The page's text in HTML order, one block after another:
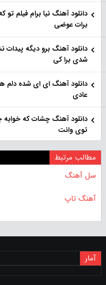
دانلود آهنگ نیا برام فیلم
برات عوضی
دانلود آهنگ برو دیگه
شدی برا کی
دانلود آهنگ ای ای شده
عادی
دانلود آهنگ چشات که خوابه
توی وانت
مطالب مرتبط
سل آهنگ
آهنگ تاپ
آمار